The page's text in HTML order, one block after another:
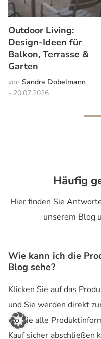
Outdoor Living:
Design-Ideen für
Balkon, Terrasse &
Garten
Sandra Dobelmann
20.07.2026
Häufig
Hier finden Sie
unserem Blog
Wie kann ich die
Blog sehe?
Klicken Sie auf das
und Sie werden direkt
wo Sie alle
Kauf sicher abschließen